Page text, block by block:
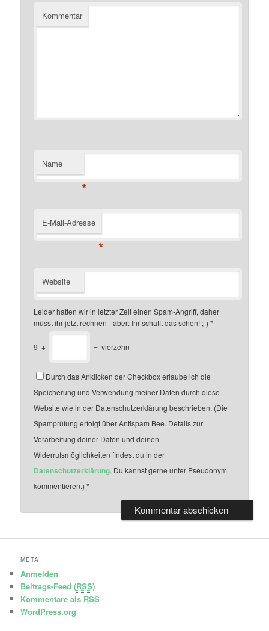
Kommentar
Name
*
E-Mail-Adresse
*
Website
Leider hatten wir in letzter Zeit einen Spam-Angriff, daher
müsst ihr jetzt rechnen - aber: Ihr schafft das schon! ;-) *
9 + = vierzehn
Durch das Anklicken der Checkbox erlaube ich die
Speicherung und Verwendung meiner Daten durch diese
Website wie in der Datenschutzerklärung beschrieben. (Die
Spamprüfung erfolgt über Antispam Bee. Details zur
Verarbeitung deiner Daten und deinen
Widerrufsmöglichkeiten findest du in der
Datenschutzerklärung. Du kannst gerne unter Pseudonym
kommentieren.)*
META
Anmelden
Beitrags-Feed (RSS)
Kommentare als RSS
WordPress.org